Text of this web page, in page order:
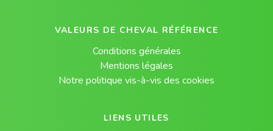
VALEURS DE CHEVAL RÉFÉRENCE
Conditions générales
Mentions légales
Notre politique vis-à-vis des cookies
LIENS UTILES